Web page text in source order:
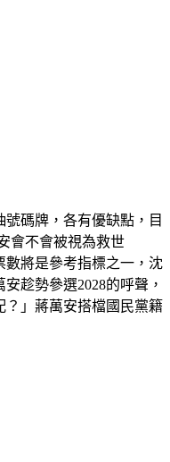
號碼牌，各有優缺點，目
會不會被視為救世
數將是參考指標之一，沈
趁勢參選2028的呼聲，
？」蔣萬安搭檔國民黨籍